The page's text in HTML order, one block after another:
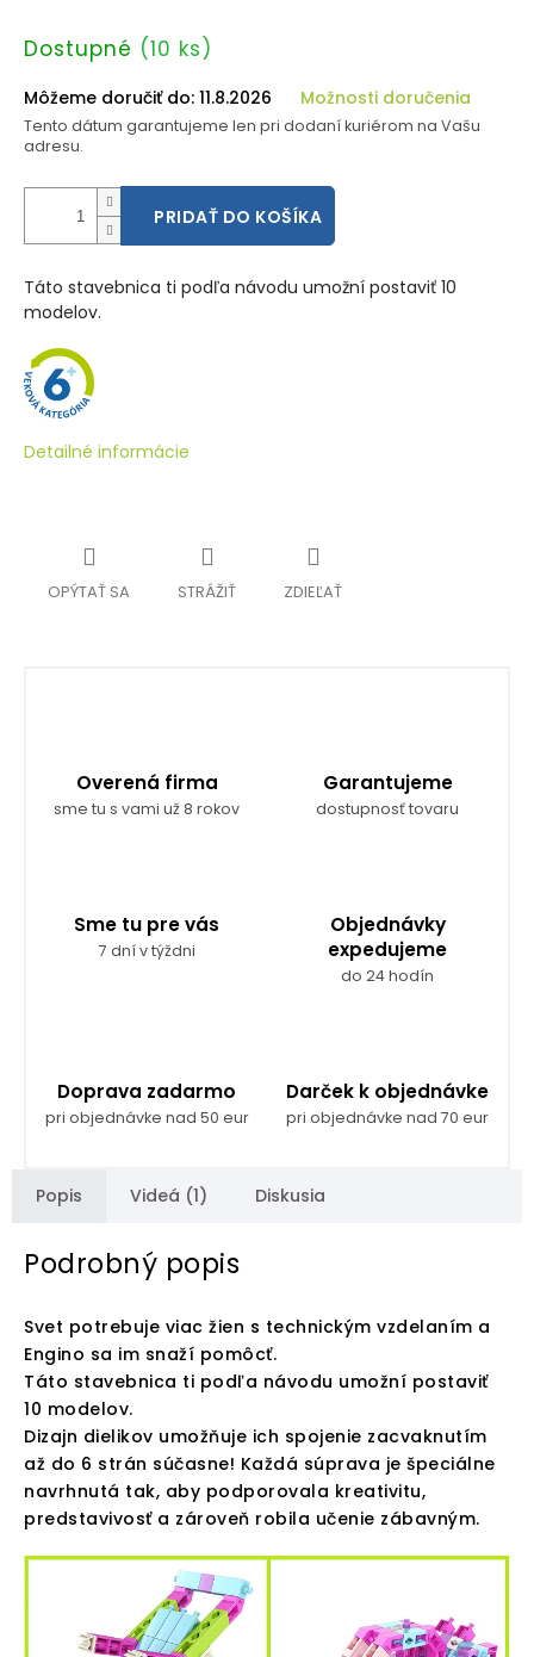
Jednotková
Dostupné (10 ks)
Môžeme doručiť do: 11.8.2026 Možnosti doručenia
Tento dátum garantujeme len pri dodaní kuriérom na Vašu
adresu.
PRIDAŤ DO KOŠÍKA
Táto stavebnica ti podľa návodu umožní postaviť 10
modelov.
Detailné informácie
OPÝTAŤ SA STRÁŽIŤ ZDIEĽAŤ
Overená firma
sme tu s vami už 8 rokov
Garantujeme
dostupnosť tovaru
Sme tu pre vás
7 dní v týždni
Objednávky
expedujeme
do 24 hodín
Doprava zadarmo
pri objednávke nad 50 eur
Darček k objednávke
pri objednávke nad 70 eur
Popis Videá (1) Diskusia
Podrobný popis
Svet potrebuje viac žien s technickým vzdelaním a
Engino sa im snaží pomôcť.
Táto stavebnica ti podľa návodu umožní postaviť
10 modelov.
Dizajn dielikov umožňuje ich spojenie zacvaknutím
až do 6 strán súčasne! Každá súprava je špeciálne
navrhnutá tak, aby podporovala kreativitu,
predstavivosť a zároveň robila učenie zábavným.